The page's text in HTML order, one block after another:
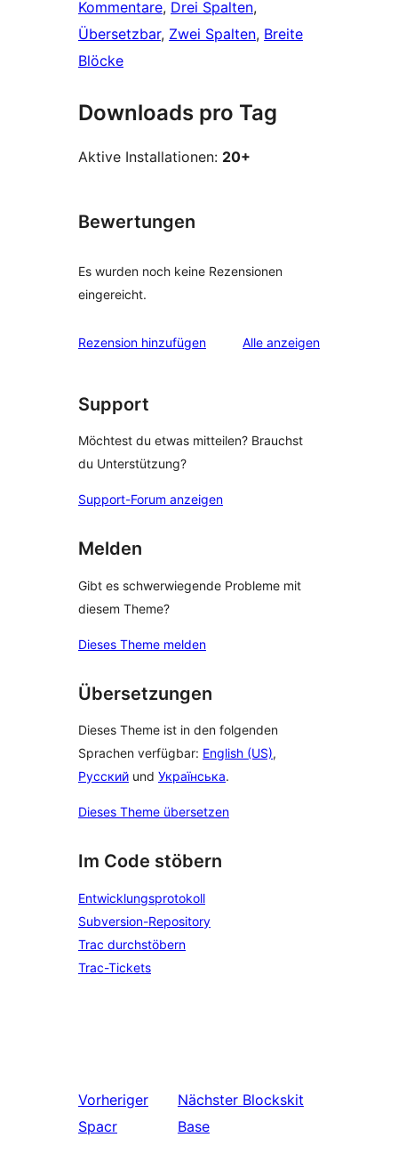
Kommentare, Drei Spalten
Übersetzbar, Zwei Spalten, Breite
Blöcke
Downloads pro Tag
Aktive Installationen: 20+
Bewertungen
Es wurden noch keine Rezensionen
eingereicht.
Rezension hinzufügen Alle Rezensionen
anzeigen
Support
Möchtest du etwas mitteilen? Brauchst
du Unterstützung?
Support-Forum anzeigen
Melden
Gibt es schwerwiegende Probleme mit
diesem Theme?
Dieses Theme melden
Übersetzungen
Dieses Theme ist in den folgenden
Sprachen verfügbar: English (US),
Русский und Українська.
Dieses Theme übersetzen
Im Code stöbern
Entwicklungsprotokoll
Subversion-Repository
Trac durchstöbern
Trac-Tickets
Vorheriger
Spacr
Nächster Blockskit
Base